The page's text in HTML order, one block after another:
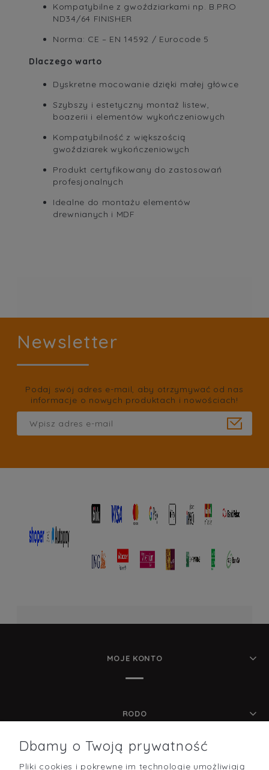
Kompatybilne z gwoździarkami np. B.PRO
ND34/64 FINISHER
Norma: CE – EN 14592 / Eurocode 5
Dlaczego warto
Dyskretne mocowanie dzięki małej główce
Szybszy i estetyczny montaż listew,
boazerii i elementów wykończeniowych
Kompatybilność z większością
gwoździarek wykończeniowych
Produkt certyfikowany do zastosowań
profesjonalnych
Idealne do montażu elementów
drewnianych i MDF
Newsletter
Podaj swój adres e-mail, aby otrzymywać od nas
informacje o nowych produktach i nowościach!
MOJE KONTO
RODO
Dbamy o Twoją prywatność
Pliki cookies i pokrewne im technologie umożliwiają